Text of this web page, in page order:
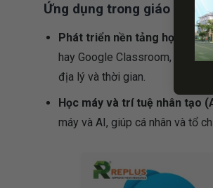
Ứng dụng trong giáo dục
Phát triển nền tảng học trực
hay Google Classroom, giúp
địa lý và thời gian.
Học máy và trí tuệ nhân tạo
máy và AI, giúp cá nhân và tổ